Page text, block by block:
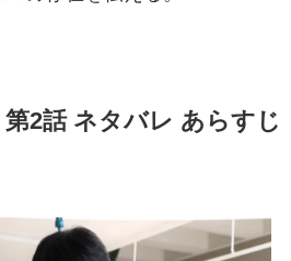
第2話 ネタバレ あらすじ